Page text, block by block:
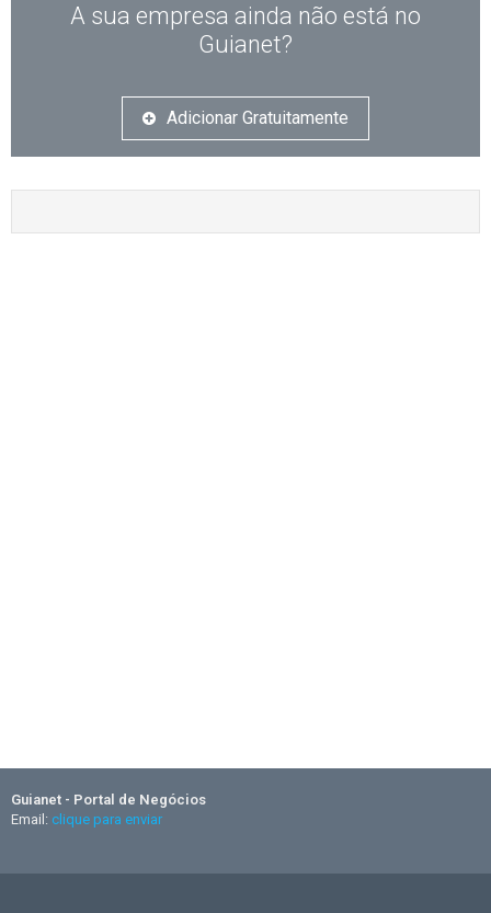
A sua empresa ainda não está no
Guianet?
Adicionar Gratuitamente
Guianet - Portal de Negócios
Email: clique para enviar